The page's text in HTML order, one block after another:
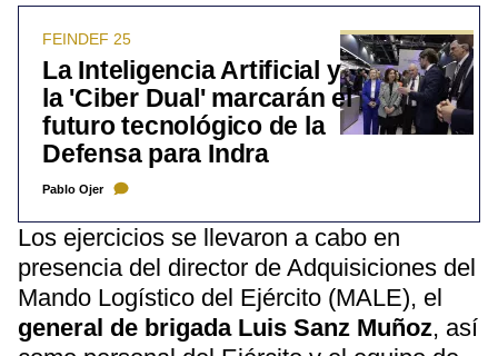
FEINDEF 25
La Inteligencia Artificial y
la 'Ciber Dual' marcarán el
futuro tecnológico de la
Defensa para Indra
Pablo Ojer
Los ejercicios se llevaron a cabo en
presencia del director de Adquisiciones del
Mando Logístico del Ejército (MALE), el
general de brigada Luis Sanz Muñoz, así